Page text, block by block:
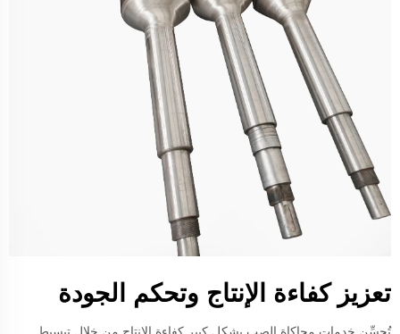
تعزيز كفاءة الإنتاج وتحكم الجودة